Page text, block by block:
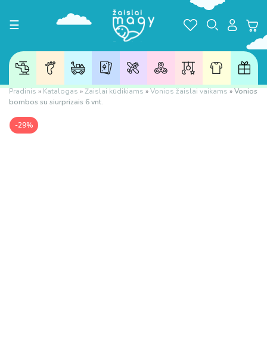
Toggle navigation
☰
Pradinis»Katalogas»Žaislai kūdikiams»Vonios žaislai vaikams»Vonios
bombos su siurprizais 6 vnt.
-29%